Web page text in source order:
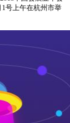
号上午在杭州市举